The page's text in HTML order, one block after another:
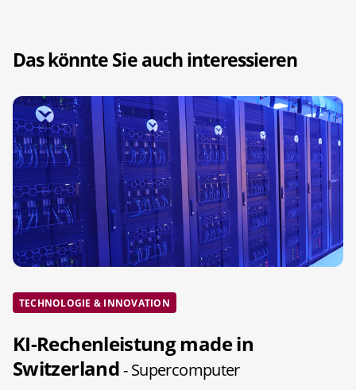
Das könnte Sie auch interessieren
TECHNOLOGIE & INNOVATION
KI-Rechenleistung made in
Switzerland- Supercomputer